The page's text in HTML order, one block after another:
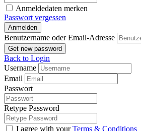
Anmeldedaten merken
Passwort vergessen
Anmelden
Benutzername oder Email-Adresse
Get new password
Back to Login
Username
Email
Passwort
Retype Password
I agree with yourTerms & Conditions